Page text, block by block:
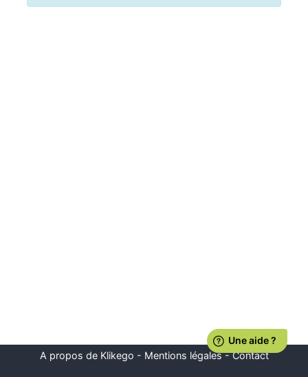
A propos de Klikego - Mentions légales-Contact